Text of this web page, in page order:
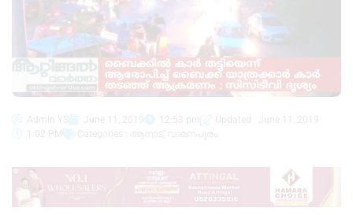
Admin YS June 11, 2019 12:53 pm
Updated : June 11, 2019
1:02 PM
Categories : ആനാട് വാമനപുരം